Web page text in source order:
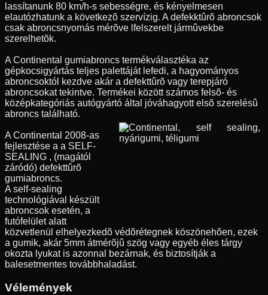
lassítanunk 80 km/h-s sebességre, és kényelmesen
elautózhatunk a következõ szervízig. A defekktûrõ abroncsok
csak abroncsnyomás mérõve lfelszerelt jármûvekbe
szerelhetõk.
A Continental gumiabroncs termékválasztéka az
gépkocsigyártás teljes palettáját lefedi, a hagyományos
abroncsoktól kezdve akár a defekttûrõ vagy terepjáró
abroncsokat tekintve. Termékei között számos felsõ- és
középkategóriás autógyártó által jóváhagyott elsõ szerelésû
abroncs található.
A Continental 2008-as
fejlesztése a a SELF-
SEALING , (magától
záródó) defekttûrõ
gumiabroncs.
A self-sealing
technológiával készült
abroncsok esetén, a
futófelület alatt
közvetlenül elhelyezkedõ védõrétegnek köszönehõen, ezek
a gumik, akár 5mm átmérõjû szög vagy egyéb éles tárgy
okozta lyukat is azonnal bezárnak, és biztosítják a
balesetmentes továbbhaladást.
Vélemények